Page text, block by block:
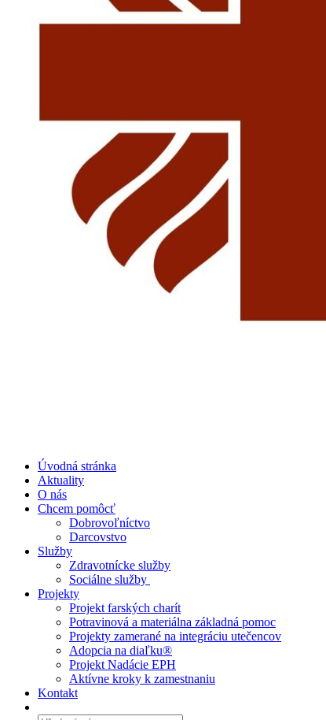
Úvodná stránka
Aktuality
O nás
Chcem pomôcť
Dobrovoľníctvo
Darcovstvo
Služby
Zdravotnícke služby
Sociálne služby
Projekty
Projekt farských charít
Potravinová a materiálna základná pomoc
Projekty zamerané na integráciu utečencov
Adopcia na diaľku®
Projekt Nadácie EPH
Aktívne kroky k zamestnaniu
Kontakt